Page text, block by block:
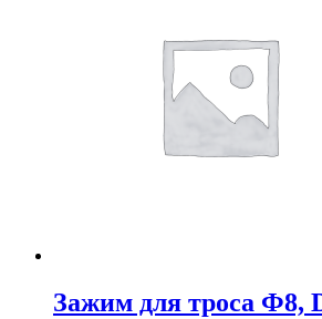
Зажим для троса Ф8,